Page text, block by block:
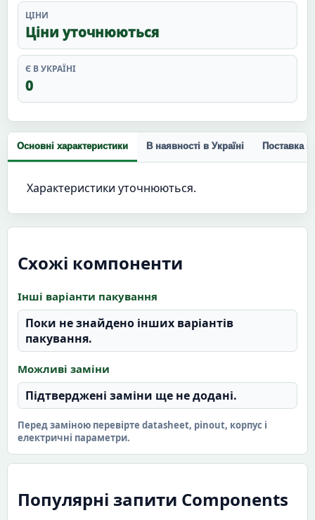
ЦІНИ
Ціни уточнюються
Є В УКРАЇНІ
0
Основні характеристики В наявності в Україні Поставка
Характеристики уточнюються.
Схожі компоненти
Інші варіанти пакування
Поки не знайдено інших варіантів
пакування.
Можливі заміни
Підтверджені заміни ще не додані.
Перед заміною перевірте datasheet, pinout, корпус і
електричні параметри.
Популярні запити Components